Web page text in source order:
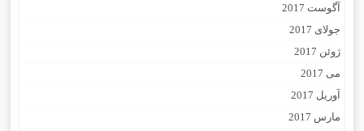
آگوست 2017
جولای 2017
ژوئن 2017
می 2017
آوریل 2017
مارس 2017